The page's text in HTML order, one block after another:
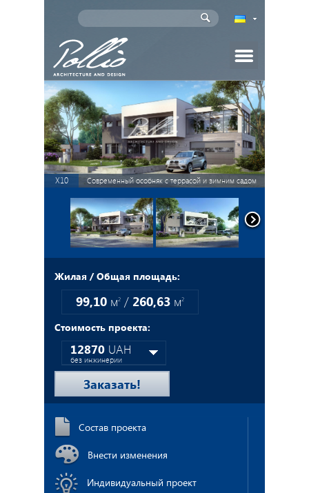
Главная
Проекты домов
Индивидуальное проектирование
Новости
Статьи
Как заказать
X10 Современный особняк с террасой и зимним садом
Жилая / Общая площадь:
99,10 м2 / 260,63 м2
Стоимость проекта:
12870 UAH
без инжинерии
17160UAH
с инжинерией
Заказать!
Состав проекта
Внести изменения
Индивидуальный проект